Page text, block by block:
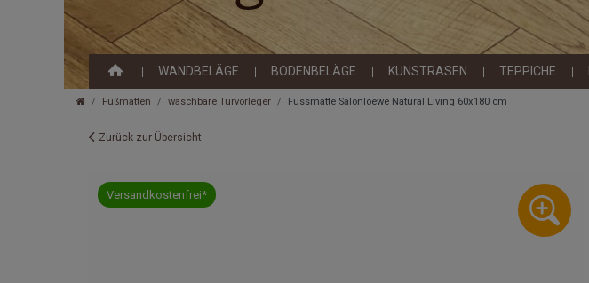
WANDBELÄGE BODENBELÄGE KUNSTRASEN TEPPICHE
Fußmatten waschbare Türvorleger Fussmatte Salonloewe Natural Living 60x180 cm
Zurück zur Übersicht
Versandkostenfrei*